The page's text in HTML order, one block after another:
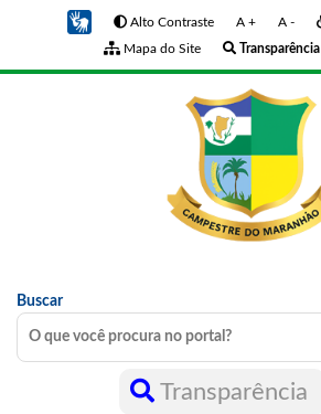
Alto Contraste A + A -
Mapa do Site
Transparência
Buscar
Transparência